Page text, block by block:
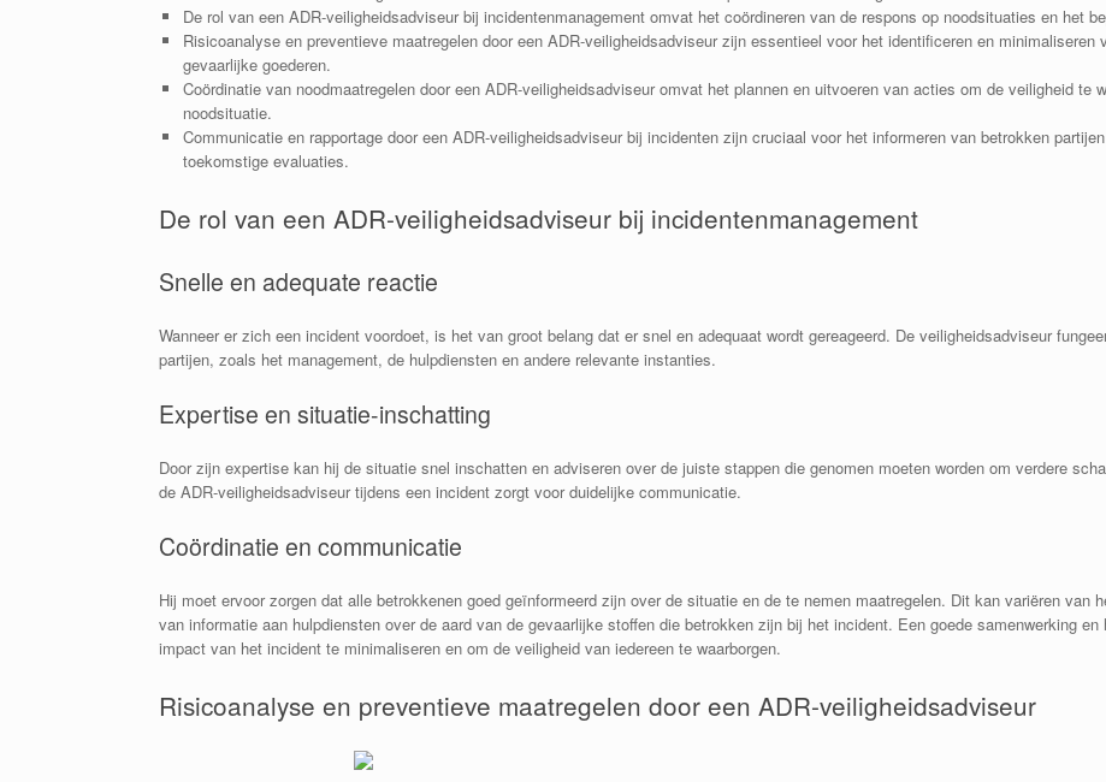
De rol van een ADR-veiligheidsadviseur bij incidentenmanagement omvat het coördineren van de respons op noodsituaties en het
Risicoanalyse en preventieve maatregelen door een ADR-veiligheidsadviseur zijn essentieel voor het identificeren en
gevaarlijke goederen.
Coördinatie van noodmaatregelen door een ADR-veiligheidsadviseur omvat het plannen en uitvoeren van acties om de veiligheid te
noodsituatie.
Communicatie en rapportage door een ADR-veiligheidsadviseur bij incidenten zijn cruciaal voor het informeren van betrokken
toekomstige evaluaties.
De rol van een ADR-veiligheidsadviseur bij incidentenmanagement
Snelle en adequate reactie
Wanneer er zich een incident voordoet, is het van groot belang dat er snel en adequaat wordt gereageerd. De veiligheidsadviseur
partijen, zoals het management, de hulpdiensten en andere relevante instanties.
Expertise en situatie-inschatting
Door zijn expertise kan hij de situatie snel inschatten en adviseren over de juiste stappen die genomen moeten worden om verdere
de ADR-veiligheidsadviseur tijdens een incident zorgt voor duidelijke communicatie.
Coördinatie en communicatie
Hij moet ervoor zorgen dat alle betrokkenen goed geïnformeerd zijn over de situatie en de te nemen maatregelen. Dit kan variëren van
van informatie aan hulpdiensten over de aard van de gevaarlijke stoffen die betrokken zijn bij het incident. Een goede samenwerking
impact van het incident te minimaliseren en om de veiligheid van iedereen te waarborgen.
Risicoanalyse en preventieve maatregelen door een ADR-veiligheidsadviseur